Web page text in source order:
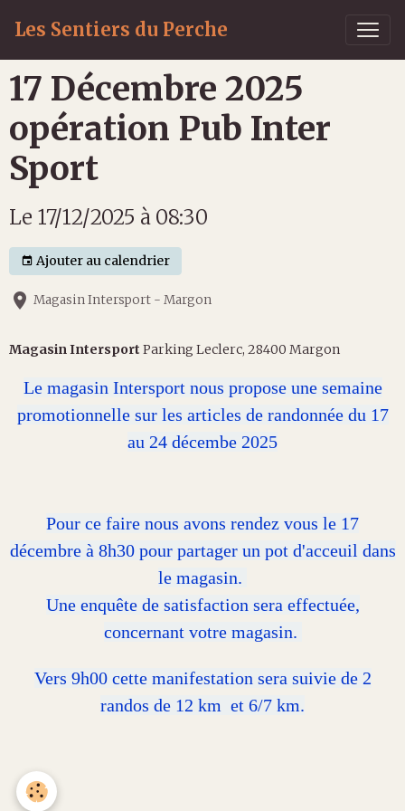
Les Sentiers du Perche
17 Décembre 2025
opération Pub Inter
Sport
Le 17/12/2025 à 08:30
Ajouter au calendrier
Magasin Intersport - Margon
Magasin Intersport Parking Leclerc, 28400 Margon
Le magasin Intersport nous propose une semaine
promotionnelle sur les articles de randonnée du 17
au 24 décembe 2025
Pour ce faire nous avons rendez vous le 17
décembre à 8h30 pour partager un pot d'acceuil dans
le magasin.
Une enquête de satisfaction sera effectuée,
concernant votre magasin.
Vers 9h00 cette manifestation sera suivie de 2
randos de 12 km et 6/7 km.